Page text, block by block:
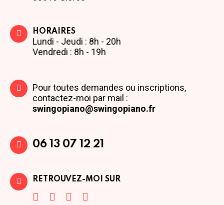
HORAIRES
Lundi - Jeudi : 8h - 20h
Vendredi : 8h - 19h
Pour toutes demandes ou inscriptions,
contactez-moi par mail :
swingopiano@swingopiano.fr
06 13 07 12 21
RETROUVEZ-MOI SUR